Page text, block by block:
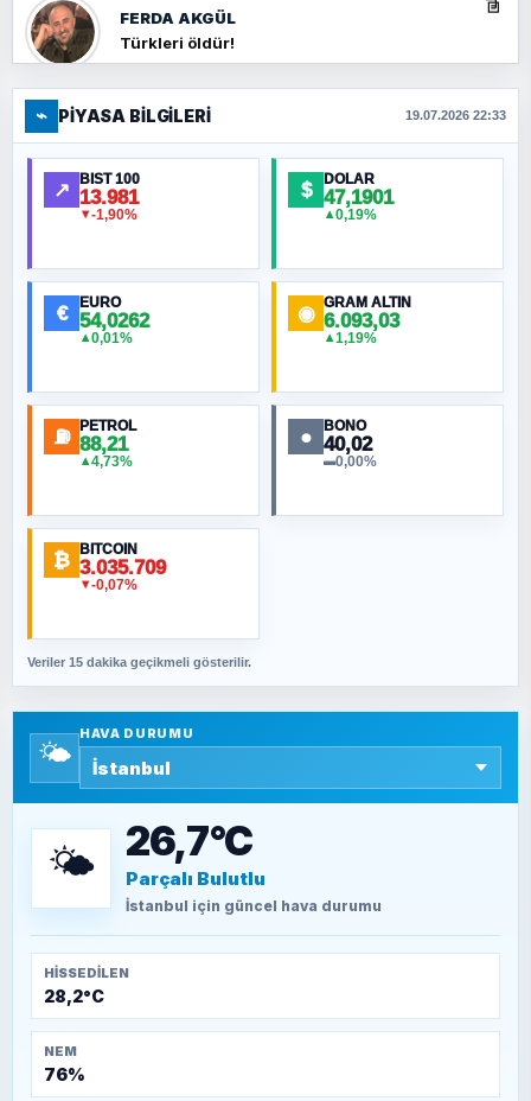
FERDA AKGÜL
Türkleri öldür!
FERHAT BÜYÜKKALKAN
Ankara Zirvesi: NATO Toplantısı mı, Yeni
Ortadoğu Haritasının Provası mı?
MURAT ÖZKAN
NURETTIN BÖLÜK
ORHAN KILIÇOĞLU
Fahişeye beyinli bir müstevli alçağına
SAVAŞ ŞAHİN
SEYFULLAH ÇİÇEK
TEOMAN ALPASLAN
Kütahya-Eskişehir Muharebeleri (10-24
⌁ PIYASA BILGILERI 19.07.2026 22:33
↗ BIST 100
13.981
▼-1,90%
$ DOLAR
47,1901
▲0,19%
€ EURO
54,0262
▲0,01%
◉ GRAM ALTIN
6.093,03
▲1,19%
⛽ PETROL
88,21
▲4,73%
● BONO
40,02
▬0,00%
₿ BITCOIN
3.035.709
▼-0,07%
Veriler 15 dakika geçikmeli gösterilir.
🌤️
HAVA DURUMU
🌤️ 26,7°C
Parçalı Bulutlu
İstanbul için güncel hava durumu
HISSEDILEN
28,2°C
NEM
76%